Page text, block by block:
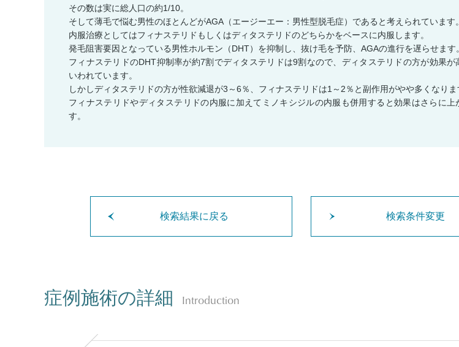
その数は実に総人口の約1/10。
そして薄毛で悩む男性のほとんどがAGA（エージーエー：男性型脱毛症）であると考えられています。
内服治療としてはフィナステリドもしくはディタステリドのどちらかをベースに内服します。
発毛阻害要因となっている男性ホルモン（DHT）を抑制し、抜け毛を予防、AGAの進行を遅らせます。
フィナステリドのDHT抑制率が約7割でディタステリドは9割なので、ディタステリドの方が効果が
いわれています。
しかしディタステリドの方が性欲減退が3～6％、フィナステリドは1～2％と副作用がやや多くなりま
フィナステリドやディタステリドの内服に加えてミノキシジルの内服も併用すると効果はさらに上
す。
検索結果に戻る 検索条件変更
症例施術の詳細 Introduction